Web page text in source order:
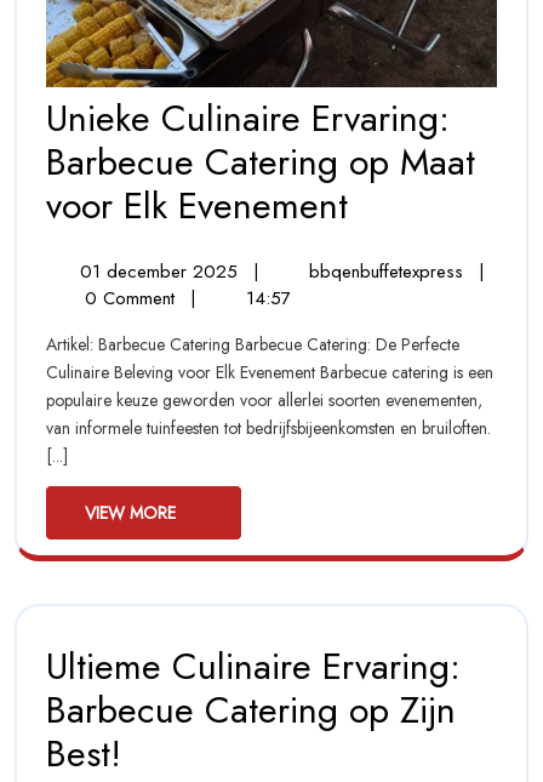
Unieke Culinaire Ervaring:
Barbecue Catering op Maat
voor Elk EvenementUnieke
Ervaring:
Barbecue
Catering
op
Elk
Evenement
01 december 2025
01
december
| bbqenbuffetexpress
Unieke
Catering
op
Maat
|
0 Comment | 14:57
Artikel: Barbecue Catering Barbecue Catering: De Perfecte
Culinaire Beleving voor Elk Evenement Barbecue catering is een
populaire keuze geworden voor allerlei soorten evenementen,
van informele tuinfeesten tot bedrijfsbijeenkomsten en bruiloften.
[...]
VIEW MORE
MORE
Ultieme Culinaire Ervaring:
Barbecue Catering op Zijn
Best!